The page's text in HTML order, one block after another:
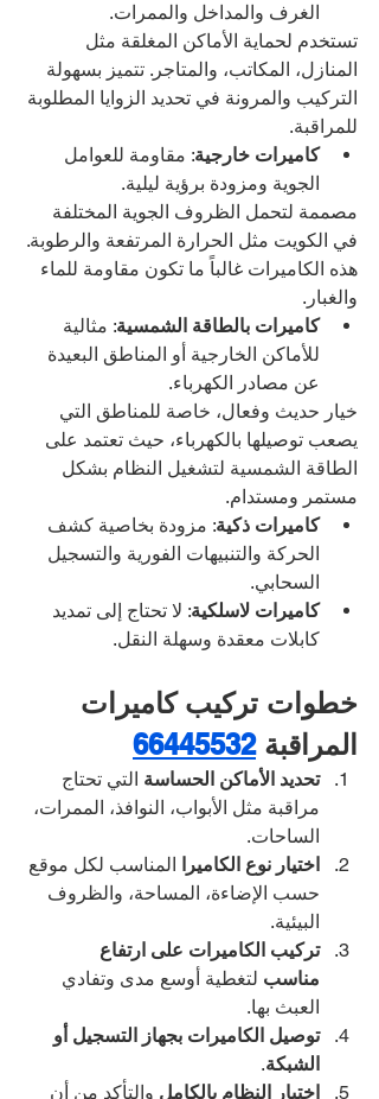
الغرف والمداخل والممرات.
تستخدم لحماية الأماكن المغلقة مثل
المنازل، المكاتب، والمتاجر. تتميز بسهولة
التركيب والمرونة في تحديد الزوايا المطلوبة
للمراقبة.
كاميرات خارجية: مقاومة للعوامل
الجوية ومزودة برؤية ليلية.
مصممة لتحمل الظروف الجوية المختلفة
في الكويت مثل الحرارة المرتفعة والرطوبة.
هذه الكاميرات غالباً ما تكون مقاومة للماء
والغبار.
كاميرات بالطاقة الشمسية: مثالية
للأماكن الخارجية أو المناطق البعيدة
عن مصادر الكهرباء.
خيار حديث وفعال، خاصة للمناطق التي
يصعب توصيلها بالكهرباء، حيث تعتمد على
الطاقة الشمسية لتشغيل النظام بشكل
مستمر ومستدام.
كاميرات ذكية: مزودة بخاصية كشف
الحركة والتنبيهات الفورية والتسجيل
السحابي.
كاميرات لاسلكية: لا تحتاج إلى تمديد
كابلات معقدة وسهلة النقل.
خطوات تركيب كاميرات
المراقبة 66445532
تحديد الأماكن الحساسة التي تحتاج
مراقبة مثل الأبواب، النوافذ، الممرات،
الساحات.
اختيار نوع الكاميرا المناسب لكل موقع
حسب الإضاءة، المساحة، والظروف
البيئية.
تركيب الكاميرات على ارتفاع
مناسب لتغطية أوسع مدى وتفادي
العبث بها.
توصيل الكاميرات بجهاز التسجيل أو
الشبكة.
اختبار النظام بالكامل والتأكد من أن